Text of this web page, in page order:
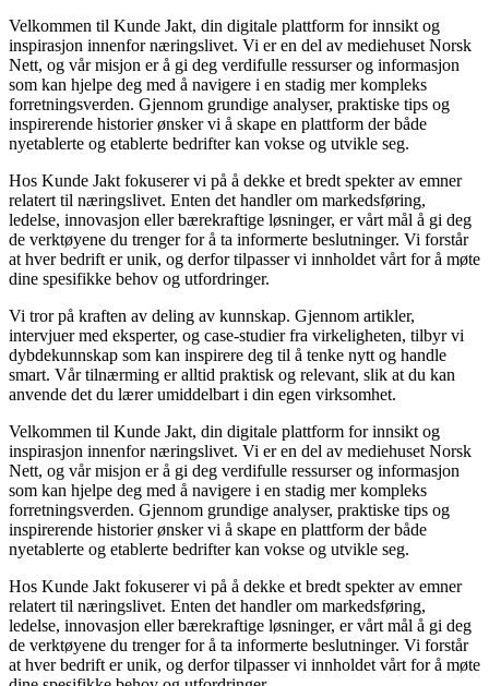
Velkommen til Kunde Jakt, din digitale plattform for innsikt og
inspirasjon innenfor næringslivet. Vi er en del av mediehuset Norsk
Nett, og vår misjon er å gi deg verdifulle ressurser og informasjon
som kan hjelpe deg med å navigere i en stadig mer kompleks
forretningsverden. Gjennom grundige analyser, praktiske tips og
inspirerende historier ønsker vi å skape en plattform der både
nyetablerte og etablerte bedrifter kan vokse og utvikle seg.
Hos Kunde Jakt fokuserer vi på å dekke et bredt spekter av emner
relatert til næringslivet. Enten det handler om markedsføring,
ledelse, innovasjon eller bærekraftige løsninger, er vårt mål å gi deg
de verktøyene du trenger for å ta informerte beslutninger. Vi forstår
at hver bedrift er unik, og derfor tilpasser vi innholdet vårt for å møte
dine spesifikke behov og utfordringer.
Vi tror på kraften av deling av kunnskap. Gjennom artikler,
intervjuer med eksperter, og case-studier fra virkeligheten, tilbyr vi
dybdekunnskap som kan inspirere deg til å tenke nytt og handle
smart. Vår tilnærming er alltid praktisk og relevant, slik at du kan
anvende det du lærer umiddelbart i din egen virksomhet.
Velkommen til Kunde Jakt, din digitale plattform for innsikt og
inspirasjon innenfor næringslivet. Vi er en del av mediehuset Norsk
Nett, og vår misjon er å gi deg verdifulle ressurser og informasjon
som kan hjelpe deg med å navigere i en stadig mer kompleks
forretningsverden. Gjennom grundige analyser, praktiske tips og
inspirerende historier ønsker vi å skape en plattform der både
nyetablerte og etablerte bedrifter kan vokse og utvikle seg.
Hos Kunde Jakt fokuserer vi på å dekke et bredt spekter av emner
relatert til næringslivet. Enten det handler om markedsføring,
ledelse, innovasjon eller bærekraftige løsninger, er vårt mål å gi deg
de verktøyene du trenger for å ta informerte beslutninger. Vi forstår
at hver bedrift er unik, og derfor tilpasser vi innholdet vårt for å møte